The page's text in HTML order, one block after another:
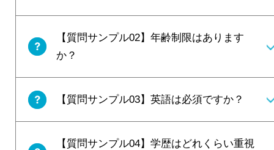
【質問サンプル02】年齢制限はあります
か？
【質問サンプル03】英語は必須ですか？
【質問サンプル04】学歴はどれくらい重視